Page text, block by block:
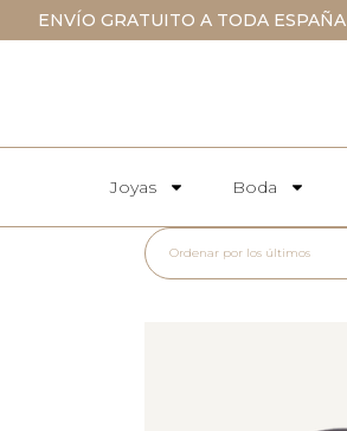
ENVÍO GRATUITO A TODA ESPAÑA
Joyas Boda
Ordenar por los últimos